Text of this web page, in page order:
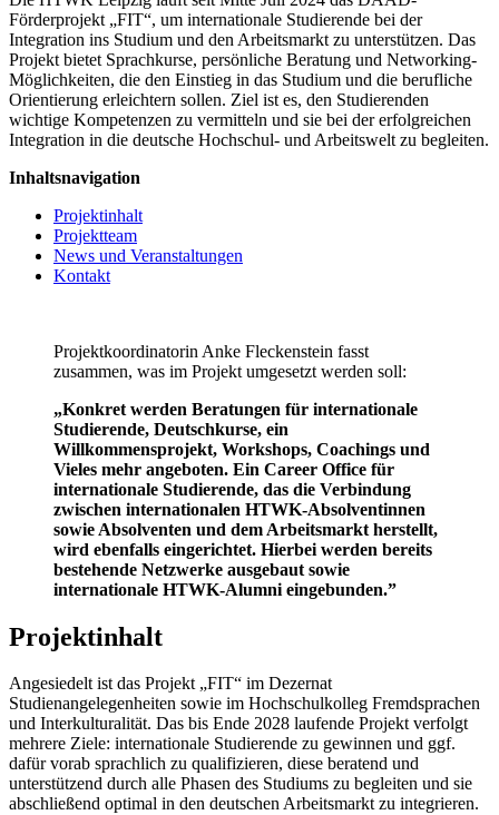
Förderprojekt „FIT“, um internationale Studierende bei der
Integration ins Studium und den Arbeitsmarkt zu unterstützen. Das
Projekt bietet Sprachkurse, persönliche Beratung und Networking-
Möglichkeiten, die den Einstieg in das Studium und die berufliche
Orientierung erleichtern sollen. Ziel ist es, den Studierenden
wichtige Kompetenzen zu vermitteln und sie bei der erfolgreichen
Integration in die deutsche Hochschul- und Arbeitswelt zu begleiten.
Inhaltsnavigation
Projektinhalt
Projektteam
News und Veranstaltungen
Kontakt
Projektkoordinatorin Anke Fleckenstein fasst
zusammen, was im Projekt umgesetzt werden soll:
„Konkret werden Beratungen für internationale
Studierende, Deutschkurse, ein
Willkommensprojekt, Workshops, Coachings und
Vieles mehr angeboten. Ein Career Office für
internationale Studierende, das die Verbindung
zwischen internationalen HTWK-Absolventinnen
sowie Absolventen und dem Arbeitsmarkt herstellt,
wird ebenfalls eingerichtet. Hierbei werden bereits
bestehende Netzwerke ausgebaut sowie
internationale HTWK-Alumni eingebunden.”
Projektinhalt
Angesiedelt ist das Projekt „FIT“ im Dezernat
Studienangelegenheiten sowie im Hochschulkolleg Fremdsprachen
und Interkulturalität. Das bis Ende 2028 laufende Projekt verfolgt
mehrere Ziele: internationale Studierende zu gewinnen und ggf.
dafür vorab sprachlich zu qualifizieren, diese beratend und
unterstützend durch alle Phasen des Studiums zu begleiten und sie
abschließend optimal in den deutschen Arbeitsmarkt zu integrieren.